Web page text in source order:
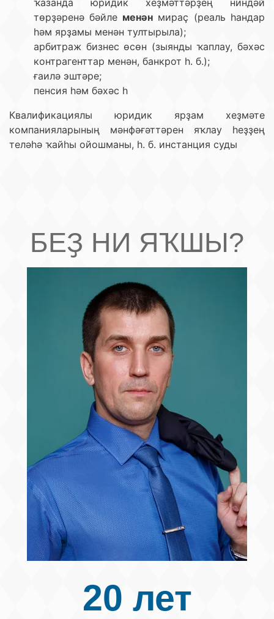
ҡазанда юридик хеҙмәттәрҙең ниндәй
төрҙәренә бәйле менәнмираҫ (реаль һандар
һәм ярҙамы менән тултырыла);
арбитраж бизнес өсөн (зыянды ҡаплау, бәхәс
контрагенттар менән, банкрот һ. б.);
ғаилә эштәре;
пенсия һәм бәхәс һ
Квалификациялы юридик ярҙам хеҙмәте
компанияларының мәнфәғәттәрен яҡлау һеҙҙең
теләһә ҡайһы ойошманы, һ. б. инстанция суды
БЕҘ НИ ЯҠШЫ?
20 лет